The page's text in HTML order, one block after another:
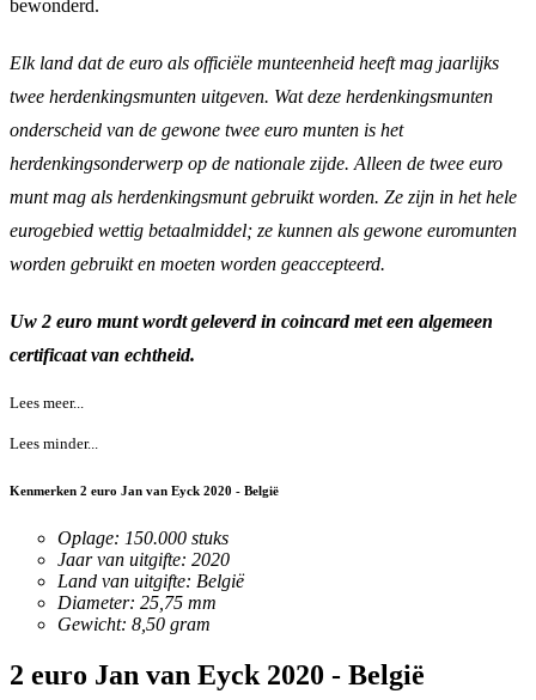
bewonderd.
Elk land dat de euro als officiële munteenheid heeft mag jaarlijks
twee herdenkingsmunten uitgeven. Wat deze herdenkingsmunten
onderscheid van de gewone twee euro munten is het
herdenkingsonderwerp op de nationale zijde. Alleen de twee euro
munt mag als herdenkingsmunt gebruikt worden. Ze zijn in het hele
eurogebied wettig betaalmiddel; ze kunnen als gewone euromunten
worden gebruikt en moeten worden geaccepteerd.
Uw 2 euro munt wordt geleverd in coincard met een algemeen
certificaat van echtheid.
Lees meer...
Lees minder...
Kenmerken 2 euro Jan van Eyck 2020 - België
Oplage: 150.000 stuks
Jaar van uitgifte: 2020
Land van uitgifte: België
Diameter: 25,75 mm
Gewicht: 8,50 gram
2 euro Jan van Eyck 2020 - België